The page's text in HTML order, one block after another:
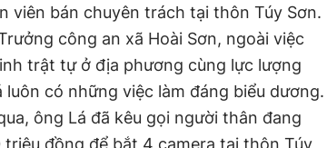
viên bán chuyên trách tại thôn Túy Sơn.
công an xã Hoài Sơn, ngoài việc
trật tự ở địa phương cùng lực lượng
có những việc làm đáng biểu dương.
ông Lá đã kêu gọi người thân đang
triệu đồng để bắt 4 camera tại thôn Túy